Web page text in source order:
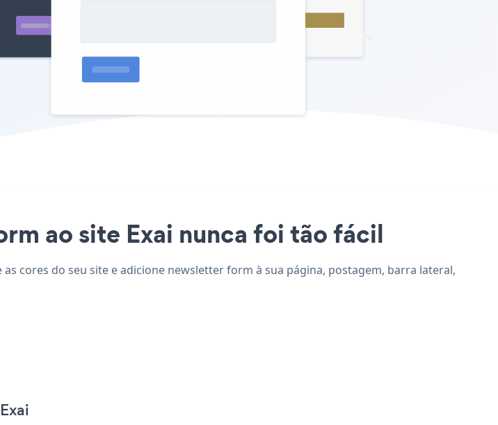
ao site Exai nunca foi tão fácil
cores do seu site e adicione newsletter form à sua página, postagem, barra lateral,